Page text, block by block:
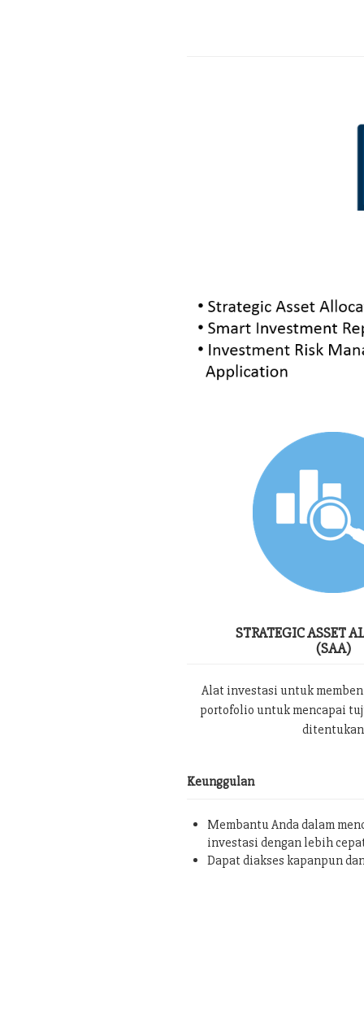
STRATEGIC ASSET
(SAA)
Alat investasi untuk
portofolio untuk mencapai
ditentukan
Keunggulan
Membantu Anda dalam
investasi dengan lebih
Dapat diakses kapanpun